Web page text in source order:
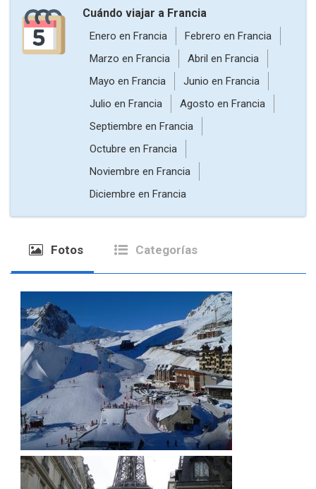
Cuándo viajar a Francia
Enero en Francia Febrero en Francia
Marzo en Francia Abril en Francia
Mayo en Francia Junio en Francia
Julio en Francia Agosto en Francia
Septiembre en Francia
Octubre en Francia
Noviembre en Francia
Diciembre en Francia
Fotos Categorías